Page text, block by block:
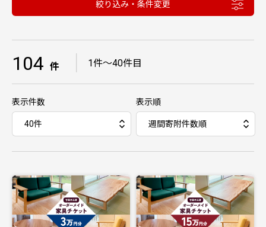
絞り込み・条件変更
104 件 1件〜40件目
表示件数 表示順